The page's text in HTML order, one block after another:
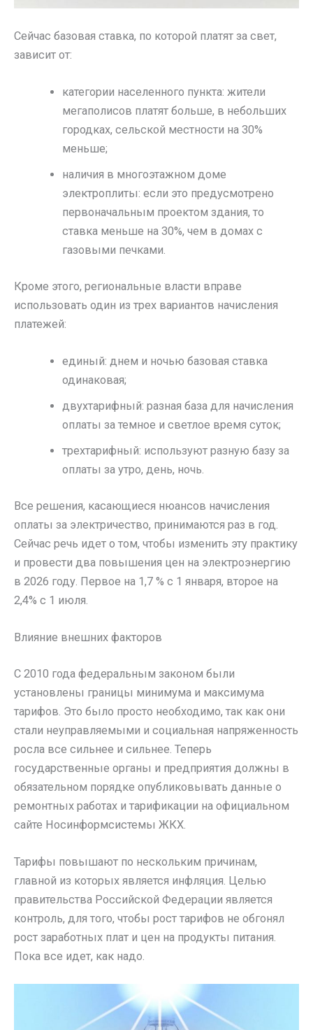
Сейчас базовая ставка, по которой платят за свет,
зависит от:
категории населенного пункта: жители
мегаполисов платят больше, в небольших
городках, сельской местности на 30%
меньше;
наличия в многоэтажном доме
электроплиты: если это предусмотрено
первоначальным проектом здания, то
ставка меньше на 30%, чем в домах с
газовыми печками.
Кроме этого, региональные власти вправе
использовать один из трех вариантов начисления
платежей:
единый: днем и ночью базовая ставка
одинаковая;
двухтарифный: разная база для начисления
оплаты за темное и светлое время суток;
трехтарифный: используют разную базу за
оплаты за утро, день, ночь.
Все решения, касающиеся нюансов начисления
оплаты за электричество, принимаются раз в год.
Сейчас речь идет о том, чтобы изменить эту практику
и провести два повышения цен на электроэнергию
в 2026 году. Первое на 1,7 % с 1 января, второе на
2,4% с 1 июля.
Влияние внешних факторов
С 2010 года федеральным законом были
установлены границы минимума и максимума
тарифов. Это было просто необходимо, так как они
стали неуправляемыми и социальная напряженность
росла все сильнее и сильнее. Теперь
государственные органы и предприятия должны в
обязательном порядке опубликовывать данные о
ремонтных работах и тарификации на официальном
сайте Носинформсистемы ЖКХ.
Тарифы повышают по нескольким причинам,
главной из которых является инфляция. Целью
правительства Российской Федерации является
контроль, для того, чтобы рост тарифов не обгонял
рост заработных плат и цен на продукты питания.
Пока все идет, как надо.